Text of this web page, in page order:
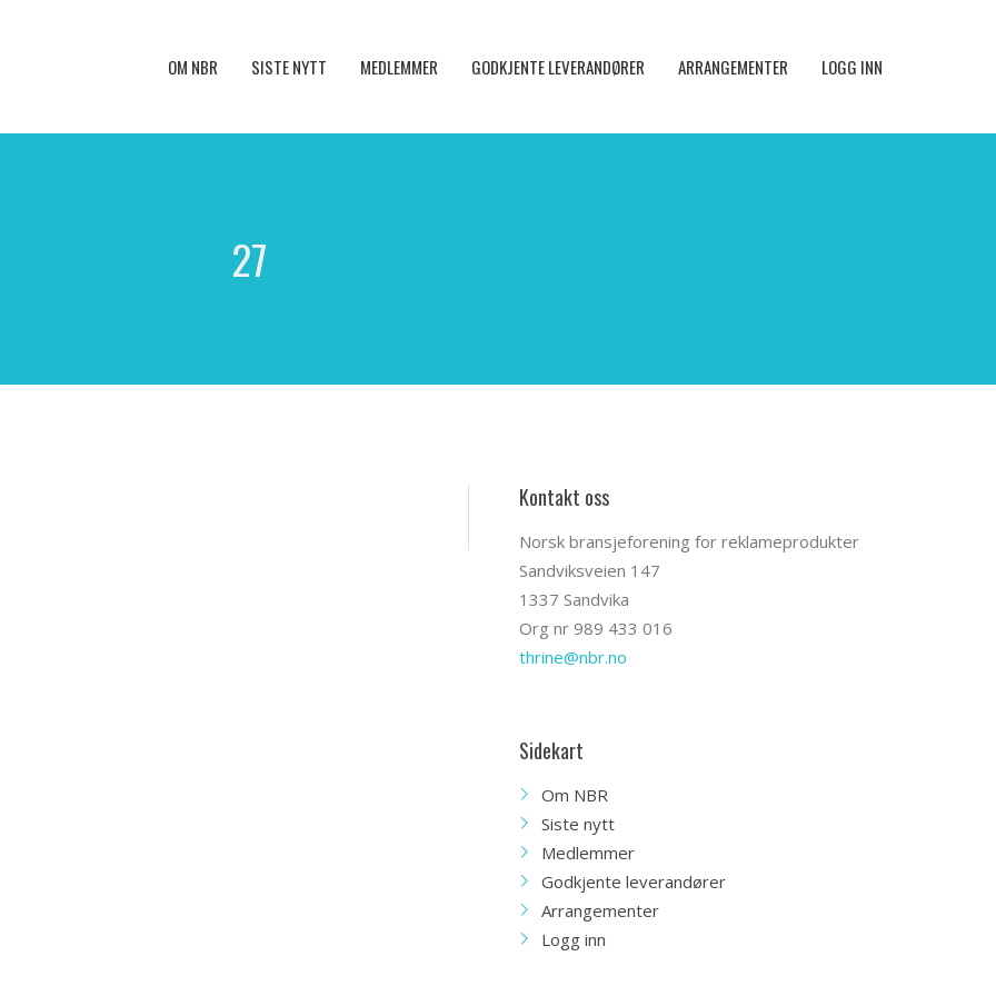
OM NBR SISTE NYTT MEDLEMMER GODKJENTE LEVERANDØRER ARRANGEMENTER LOGG INN
27
Kontakt oss
Norsk bransjeforening for reklameprodukter
Sandviksveien 147
1337 Sandvika
Org nr 989 433 016
thrine@nbr.no
Sidekart
Om NBR
Siste nytt
Medlemmer
Godkjente leverandører
Arrangementer
Logg inn